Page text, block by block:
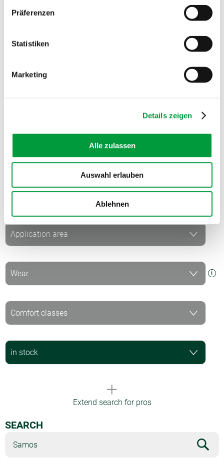
Präferenzen
Statistiken
Marketing
Details zeigen
Alle zulassen
Auswahl erlauben
Ablehnen
CHOOSE THE TECHNICAL PROPERTIES OF YOUR
Extend search for pros
SEARCH